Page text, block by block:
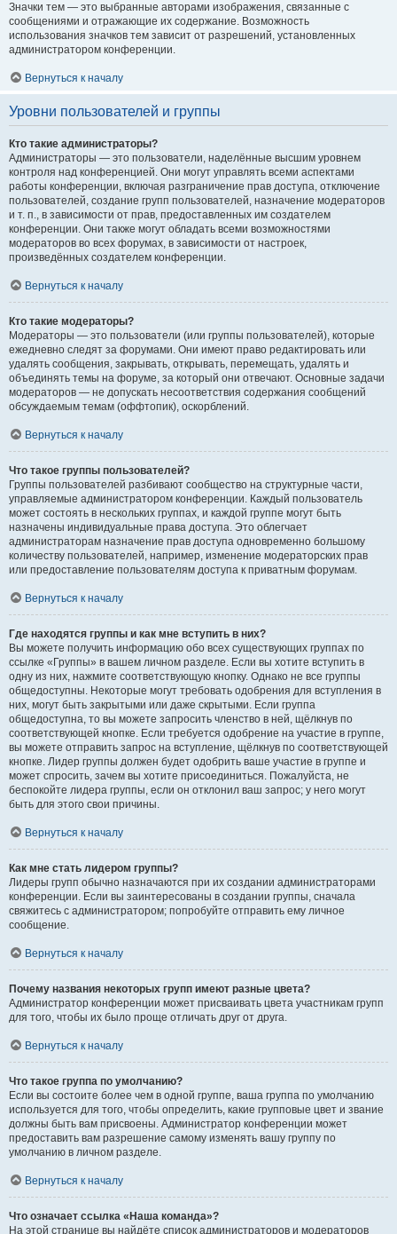
Значки тем — это выбранные авторами изображения, связанные с
сообщениями и отражающие их содержание. Возможность
использования значков тем зависит от разрешений, установленных
администратором конференции.
Вернуться к началу
Уровни пользователей и группы
Кто такие администраторы?
Администраторы — это пользователи, наделённые высшим уровнем
контроля над конференцией. Они могут управлять всеми аспектами
работы конференции, включая разграничение прав доступа, отключение
пользователей, создание групп пользователей, назначение модераторов
и т. п., в зависимости от прав, предоставленных им создателем
конференции. Они также могут обладать всеми возможностями
модераторов во всех форумах, в зависимости от настроек,
произведённых создателем конференции.
Вернуться к началу
Кто такие модераторы?
Модераторы — это пользователи (или группы пользователей), которые
ежедневно следят за форумами. Они имеют право редактировать или
удалять сообщения, закрывать, открывать, перемещать, удалять и
объединять темы на форуме, за который они отвечают. Основные задачи
модераторов — не допускать несоответствия содержания сообщений
обсуждаемым темам (оффтопик), оскорблений.
Вернуться к началу
Что такое группы пользователей?
Группы пользователей разбивают сообщество на структурные части,
управляемые администратором конференции. Каждый пользователь
может состоять в нескольких группах, и каждой группе могут быть
назначены индивидуальные права доступа. Это облегчает
администраторам назначение прав доступа одновременно большому
количеству пользователей, например, изменение модераторских прав
или предоставление пользователям доступа к приватным форумам.
Вернуться к началу
Где находятся группы и как мне вступить в них?
Вы можете получить информацию обо всех существующих группах по
ссылке «Группы» в вашем личном разделе. Если вы хотите вступить в
одну из них, нажмите соответствующую кнопку. Однако не все группы
общедоступны. Некоторые могут требовать одобрения для вступления в
них, могут быть закрытыми или даже скрытыми. Если группа
общедоступна, то вы можете запросить членство в ней, щёлкнув по
соответствующей кнопке. Если требуется одобрение на участие в группе,
вы можете отправить запрос на вступление, щёлкнув по соответствующей
кнопке. Лидер группы должен будет одобрить ваше участие в группе и
может спросить, зачем вы хотите присоединиться. Пожалуйста, не
беспокойте лидера группы, если он отклонил ваш запрос; у него могут
быть для этого свои причины.
Вернуться к началу
Как мне стать лидером группы?
Лидеры групп обычно назначаются при их создании администраторами
конференции. Если вы заинтересованы в создании группы, сначала
свяжитесь с администратором; попробуйте отправить ему личное
сообщение.
Вернуться к началу
Почему названия некоторых групп имеют разные цвета?
Администратор конференции может присваивать цвета участникам групп
для того, чтобы их было проще отличать друг от друга.
Вернуться к началу
Что такое группа по умолчанию?
Если вы состоите более чем в одной группе, ваша группа по умолчанию
используется для того, чтобы определить, какие групповые цвет и звание
должны быть вам присвоены. Администратор конференции может
предоставить вам разрешение самому изменять вашу группу по
умолчанию в личном разделе.
Вернуться к началу
Что означает ссылка «Наша команда»?
На этой странице вы найдёте список администраторов и модераторов